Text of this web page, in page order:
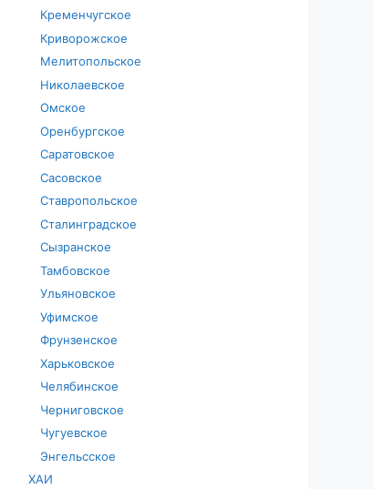
Кременчугское
Криворожское
Мелитопольское
Николаевское
Омское
Оренбургское
Саратовское
Сасовское
Ставропольское
Сталинградское
Сызранское
Тамбовское
Ульяновское
Уфимское
Фрунзенское
Харьковское
Челябинское
Черниговское
Чугуевское
Энгельсское
ХАИ